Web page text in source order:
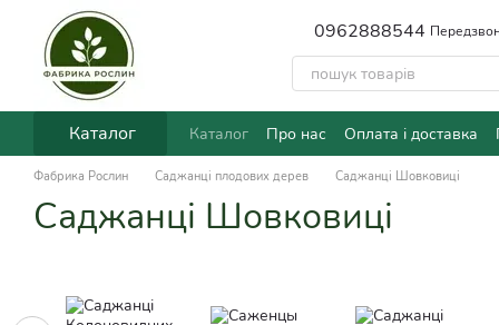
Перейти до основного контенту
0962888544
Каталог Каталог Про нас Оплата і доставка
Фабрика Рослин Саджанці плодових дерев Саджанці Шовковиці
Саджанці Шовковиці